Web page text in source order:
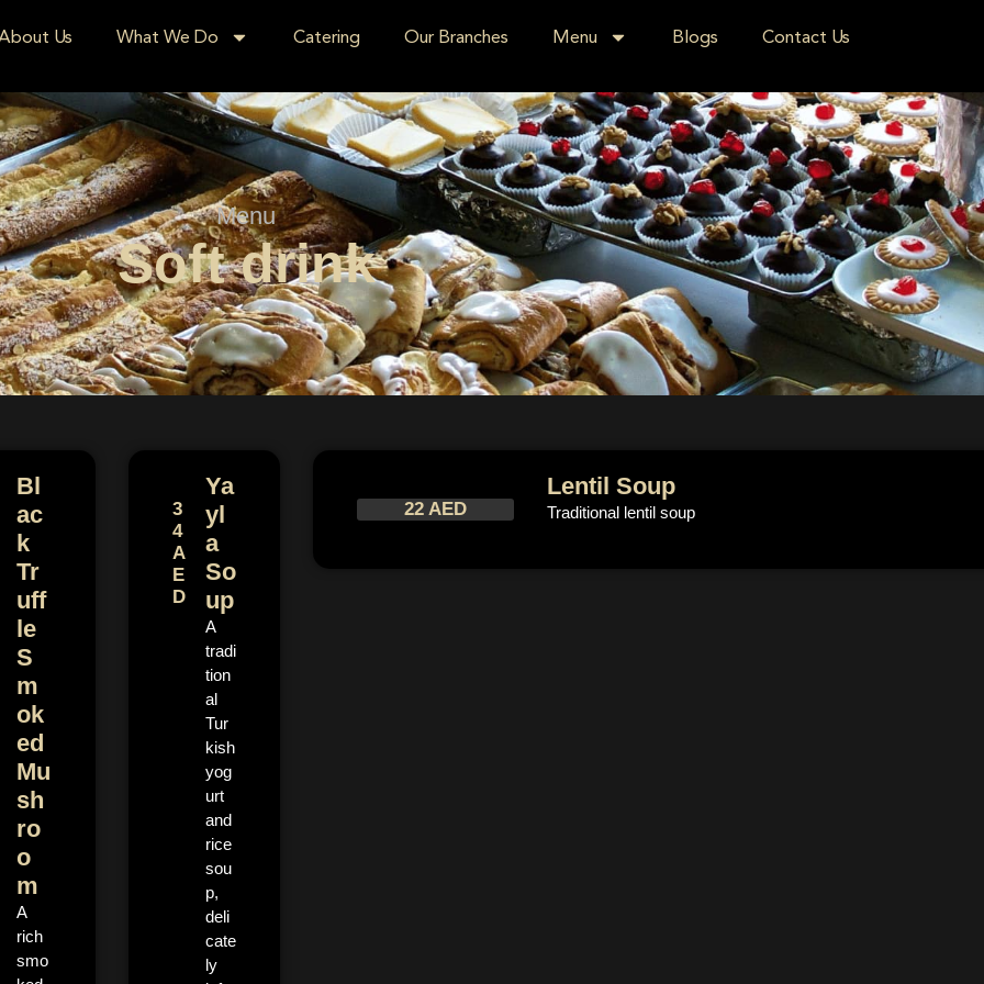
Us What We Do Catering Our Branches Menu Blogs Contact Us
Menu
Soft drink
Bl
ac
k
Tr
uff
le
S
m
ok
ed
Mu
sh
ro
o
m
A
rich
smo
3
4
A
E
D
Ya
yl
a
So
up
A
tradi
tion
al
Tur
kish
yog
urt
and
rice
sou
p,
deli
cate
ly
22 AED
Lentil Soup
Traditional lentil soup